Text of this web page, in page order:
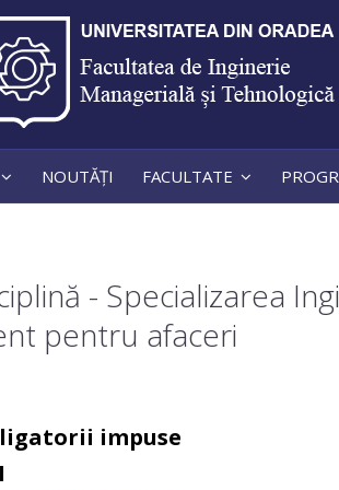
NOUTĂȚI FACULTATE
- Specializarea
pentru afaceri
impuse